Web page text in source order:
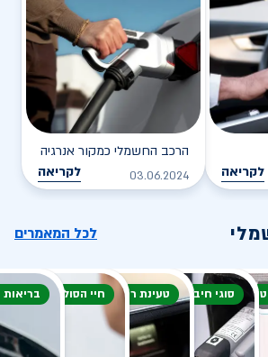
לקריאה
הרכב החשמלי כמקור אנרגיה
03.06.2024 לקריאה
לכל המאמרים
סוגי חיבור טעינת רכב חשמליחיי הסוללה